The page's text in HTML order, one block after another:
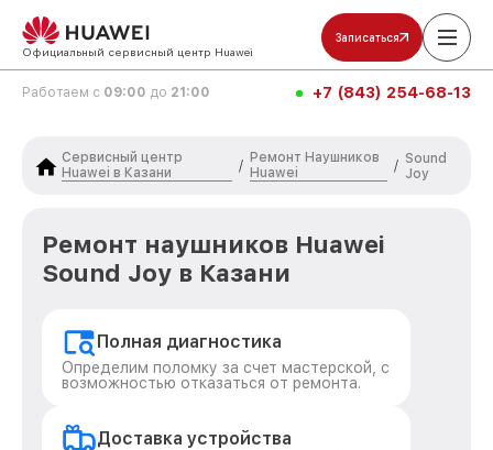
Официальный сервисный центр Huawei
Записаться
Работаем с 09:00 до 21:00 +7 (843) 254-68-13
Сервисный центр
Huawei в Казани
/
Ремонт Наушников
Huawei
/ Sound
Joy
Ремонт наушников Huawei
Sound Joy в Казани
Полная диагностика
Определим поломку за счет мастерской, с
возможностью отказаться от ремонта.
Доставка устройства